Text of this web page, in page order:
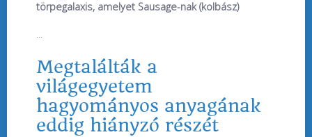
törpegalaxis, amelyet Sausage-nak (kolbász)
...
Megtalálták a
világegyetem
hagyományos anyagának
eddig hiányzó részét